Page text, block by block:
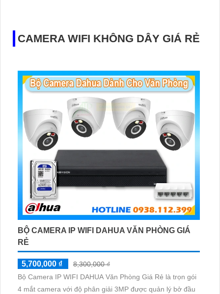
CAMERA WIFI KHÔNG DÂY GIÁ RẺ
BỘ CAMERA IP WIFI DAHUA VĂN PHÒNG GIÁ
RẺ
5,700,000 ₫
8,300,000 ₫
Bộ Camera IP WIFI DAHUA Văn Phòng Giá Rẻ là trọn gói
4 mắt camera với độ phân giải 3MP được quản lý bở đầu